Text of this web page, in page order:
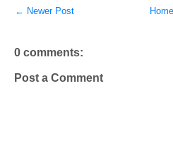
← Newer Post Home
0 comments:
Post a Comment